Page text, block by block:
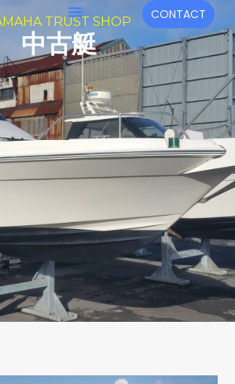
メ
ニ
ュ
ー
CONTACT
TRUST SHOP
中古艇